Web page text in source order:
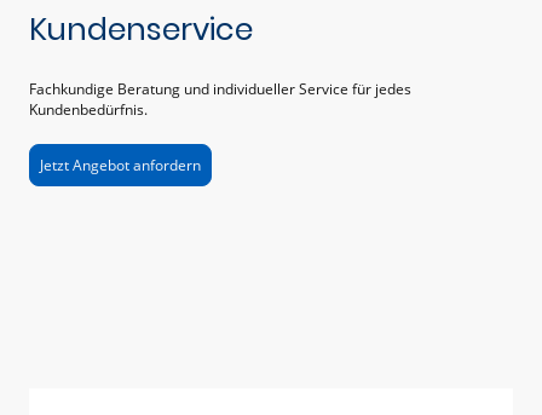
Kundenservice
Fachkundige Beratung und individueller Service für jedes
Kundenbedürfnis.
Jetzt Angebot anfordern